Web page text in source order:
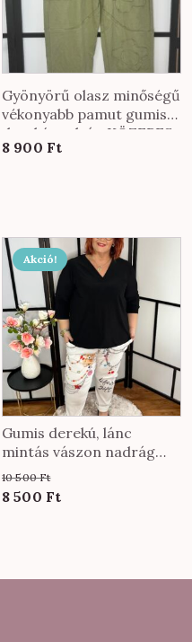
Gyönyörű olasz minőségű
vékonyabb pamut gumis
derekú nadrág KÖZEPES
méretben keki színben
8 900 Ft
Akció!
Gumis derekú, lánc
mintás vászon nadrág
fehér színben
10 500Ft
Original
500 Ft.
8 500 FtCurrent
500 Ft.